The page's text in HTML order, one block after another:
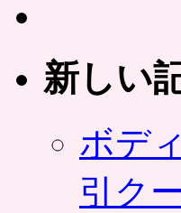
新しい
ボデ
引ク